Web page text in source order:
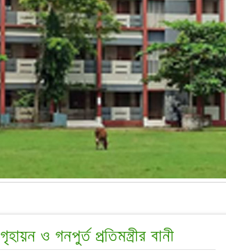
গৃহায়ন ও গনপুর্ত প্রতিমন্ত্রীর বানী